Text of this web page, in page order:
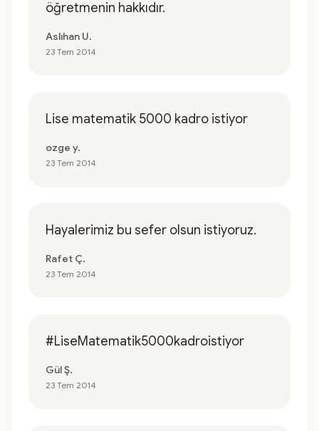
öğretmenin hakkıdır.
Aslıhan U.
23 Tem 2014
Lise matematik 5000 kadro istiyor
ozge y.
23 Tem 2014
Hayalerimiz bu sefer olsun istiyoruz.
Rafet Ç.
23 Tem 2014
#LiseMatematik5000kadroistiyor
Gül Ş.
23 Tem 2014